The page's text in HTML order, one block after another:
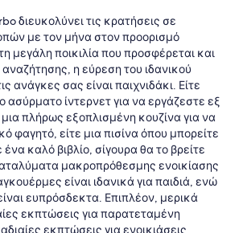
διευκολύνει τις κρατήσεις σε
με τον μήνα στον προορισμό
μεγάλη ποικιλία που προσφέρεται και
η εύρεση του ιδανικού
ανάγκες σας είναι παιχνιδάκι. Είτε
ασύρματο ίντερνετ για να εργάζεστε εξ
πλήρως εξοπλισμένη κουζίνα για να
φαγητό, είτε μια πισίνα όπου μπορείτε
καλό βιβλίο, σίγουρα θα το βρείτε
μακροπρόθεσμης ενοικίασης
είναι ιδανικά για παιδιά, ενώ
ευπρόσδεκτα. Επιπλέον, μερικά
εκπτώσεις για παρατεταμένη
εκπτώσεις για ενοικιάσεις